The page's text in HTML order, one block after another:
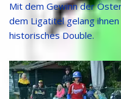
Mit dem Gewinn der
dem Ligatitel gelang ihnen
historisches Double.